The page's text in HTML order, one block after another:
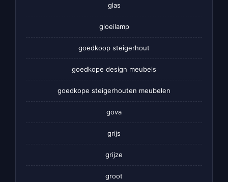
glas
gloeilamp
goedkoop steigerhout
goedkope design meubels
goedkope steigerhouten meubelen
gova
grijs
grijze
groot